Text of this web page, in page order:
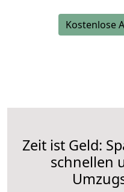
Kostenlose
Zeit ist Geld:
schnellen